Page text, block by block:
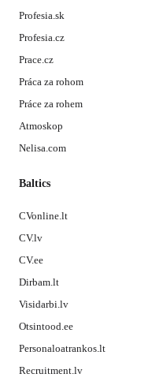
Profesia.sk
Profesia.cz
Prace.cz
Práca za rohom
Práce za rohem
Atmoskop
Nelisa.com
Baltics
CVonline.lt
CV.lv
CV.ee
Dirbam.lt
Visidarbi.lv
Otsintood.ee
Personaloatrankos.lt
Recruitment.lv